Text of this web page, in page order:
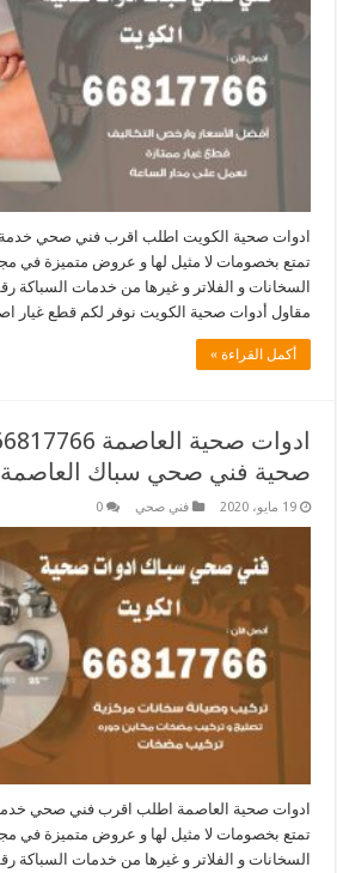
ادوات صحية الكويت اطلب اقرب فني صحي
تمتع بخصومات لا مثيل لها و عروض متميزة في
مقاول أدوات صحية الكويت نوفر لكم قطع غيار
أكمل القراءة »
صحية فني صحي سباك العاصمة
19 مايو، 2020 فني صحي 0
ادوات صحية العاصمة اطلب اقرب فني صحي
تمتع بخصومات لا مثيل لها و عروض متميزة في